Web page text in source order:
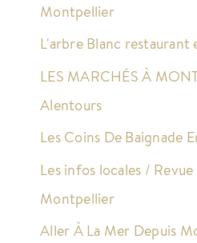
Montpellier
L'arbre Blanc restaurant
LES MARCHÉS À
Alentours
Les Coins De Baignade
Les infos locales / Revue
Montpellier
Aller À La Mer Depuis